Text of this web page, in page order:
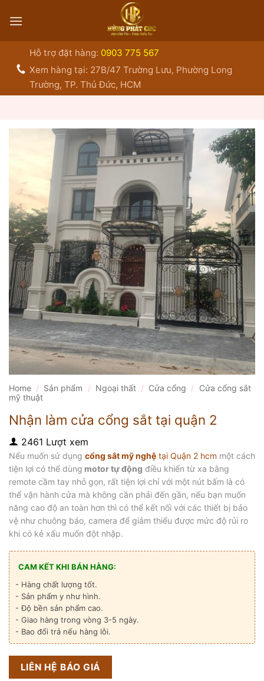
qua
Hỗ trợ đặt hàng: 0903 775 567
Xem hàng tại: 27B/47 Trường Lưu, Phường Long
Trường, TP. Thủ Đức, HCM
Home / Sản phẩm / Ngoại thất / Cửa cổng /
Cửa cổng sắt
mỹ thuật
Nhận làm cửa cổng sắt tại quận 2
2461 Lượt xem
Nếu muốn sử dụng cổng sắt mỹ nghệ tại Quận 2 hcm một cách
tiện lợi có thể dùng motor tự động điều khiển từ xa bằng
remote cầm tay nhỏ gọn, rất tiện lợi chỉ với một nút bấm là có
thể vận hành cửa mà không cần phải đến gần, nếu bạn muốn
năng cao độ an toàn hơn thì có thể kết nối với các thiết bị bảo
vệ như chuông báo, camera để giảm thiểu được mức độ rủi ro
khi có kẻ xấu muốn đột nhập.
CAM KẾT KHI BÁN HÀNG:
- Hàng chất lượng tốt.
- Sản phẩm y như hình.
- Độ bền sản phẩm cao.
- Giao hàng trong vòng 3-5 ngày.
- Bao đổi trả nếu hàng lỗi.
LIÊN HỆ BÁO GIÁ